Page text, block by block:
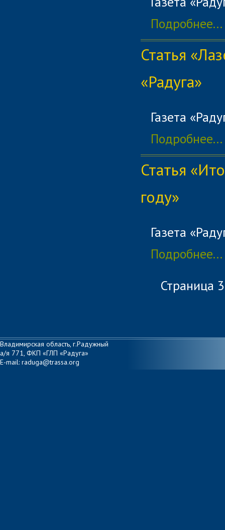
Подробнее...
Статья
«Радуга»
Газета
Подробнее...
Статья
году»
Газета
Подробнее...
Страница
Владимирская область, г.Радужный
а/я 771, ФКП «ГЛП «Радуга»
E-mail: raduga@trassa.org